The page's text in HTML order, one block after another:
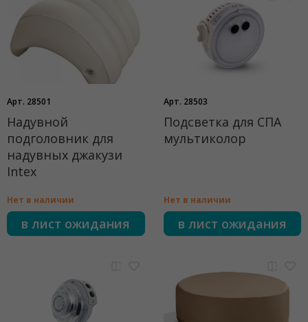
Арт. 28501
Надувной
подголовник для
надувных джакузи
Intex
Нет в наличии
в лист ожидания
Арт. 28503
Подсветка для СПА
мультиколор
Нет в наличии
в лист ожидания